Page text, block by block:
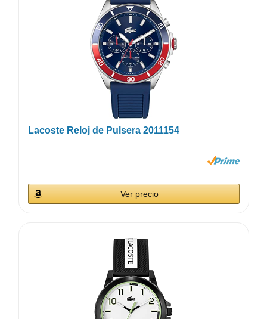
Lacoste Reloj de Pulsera 2011154
Ver precio